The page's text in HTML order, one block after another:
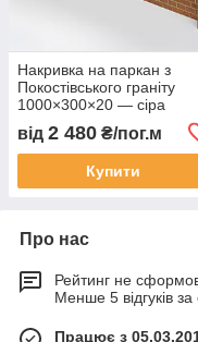
Накривка на паркан з
Покостівського граніту
1000×300×20 — сіра
від 2 480 ₴/пог.м
Купити
Про нас
Рейтинг не
Менше 5 відгуків за
Працює з